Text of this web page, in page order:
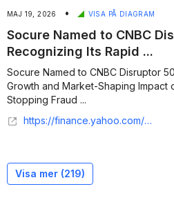
MAJ 19, 2026 • VISA PÅ DIAGRAM
Socure Named to CNBC
Recognizing Its Rapid ...
Socure Named to CNBC Disruptor
Growth and Market-Shaping Impact
Stopping Fraud ...
https://finance.yahoo.com/sectors/technology/articles/socure-named-cnbc-disruptor-50-100200348.html
Visa mer (219)